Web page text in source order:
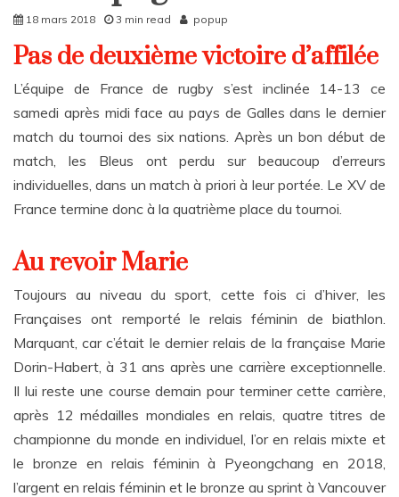
18 mars 2018 3 min read popup
Pas de deuxième victoire d’affilée
L’équipe de France de rugby s’est inclinée 14-13 ce
samedi après midi face au pays de Galles dans le dernier
match du tournoi des six nations. Après un bon début de
match, les Bleus ont perdu sur beaucoup d’erreurs
individuelles, dans un match à priori à leur portée. Le XV de
France termine donc à la quatrième place du tournoi.
Au revoir Marie
Toujours au niveau du sport, cette fois ci d’hiver, les
Françaises ont remporté le relais féminin de biathlon.
Marquant, car c’était le dernier relais de la française Marie
Dorin-Habert, à 31 ans après une carrière exceptionnelle.
Il lui reste une course demain pour terminer cette carrière,
après 12 médailles mondiales en relais, quatre titres de
championne du monde en individuel, l’or en relais mixte et
le bronze en relais féminin à Pyeongchang en 2018,
l’argent en relais féminin et le bronze au sprint à Vancouver